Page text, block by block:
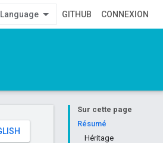
GITHUB CONNEXION
Sur cette page
Résumé
Héritage